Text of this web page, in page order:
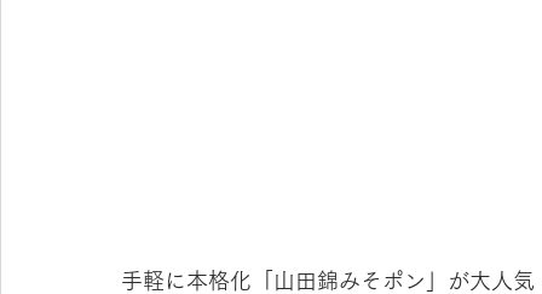
手軽に本格化「山田錦みそポン」が大人気